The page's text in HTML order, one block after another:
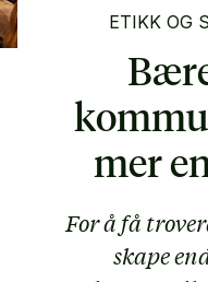
ETIKK OG
mer
For å få
skape